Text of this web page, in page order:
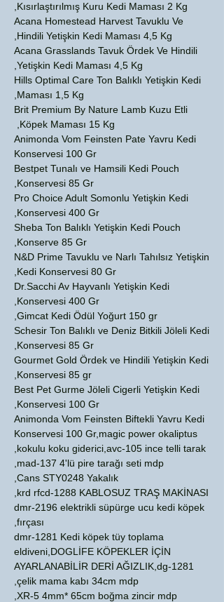
Kısırlaştırılmış Kuru Kedi Maması 2 Kg,
Acana Homestead Harvest Tavuklu Ve
Hindili Yetişkin Kedi Maması 4,5 Kg,
Acana Grasslands Tavuk Ördek Ve Hindili
Yetişkin Kedi Maması 4,5 Kg,
Hills Optimal Care Ton Balıklı Yetişkin Kedi
Maması 1,5 Kg,
Brit Premium By Nature Lamb Kuzu Etli
Köpek Maması 15 Kg,
Animonda Vom Feinsten Pate Yavru Kedi
Konservesi 100 Gr
Bestpet Tunalı ve Hamsili Kedi Pouch
Konservesi 85 Gr,
Pro Choice Adult Somonlu Yetişkin Kedi
Konservesi 400 Gr,
Sheba Ton Balıklı Yetişkin Kedi Pouch
Konserve 85 Gr,
N&D Prime Tavuklu ve Narlı Tahılsız Yetişkin
Kedi Konservesi 80 Gr,
Dr.Sacchi Av Hayvanlı Yetişkin Kedi
Konservesi 400 Gr,
Gimcat Kedi Ödül Yoğurt 150 gr,
Schesir Ton Balıklı ve Deniz Bitkili Jöleli Kedi
Konservesi 85 Gr,
Gourmet Gold Ördek ve Hindili Yetişkin Kedi
Konservesi 85 gr,
Best Pet Gurme Jöleli Cigerli Yetişkin Kedi
Konservesi 100 Gr,
Animonda Vom Feinsten Biftekli Yavru Kedi
Konservesi 100 Gr,magic power okaliptus
kokulu koku giderici,avc-105 ince telli tarak,
mad-137 4'lü pire tarağı seti mdp,
Cans STY0248 Yakalık,
krd rfcd-1288 KABLOSUZ TRAŞ MAKİNASI,
dmr-2196 elektrikli süpürge ucu kedi köpek
fırçası,
dmr-1281 Kedi köpek tüy toplama
eldiveni,DOGLİFE KÖPEKLER İÇİN
AYARLANABİLİR DERİ AĞIZLIK,dg-1281
çelik mama kabı 34cm mdp,
XR-5 4mm* 65cm boğma zincir mdp,